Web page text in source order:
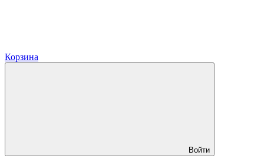
Корзина
Войти